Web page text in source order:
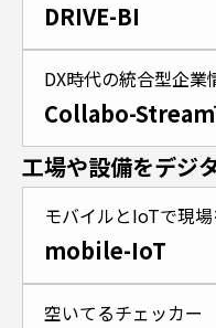
DRIVE-BI
DX時代の統合型企業
Collabo-
工場や設備をデジ
モバイルとIoTで現
mobile-IoT
空いてるチェッカー